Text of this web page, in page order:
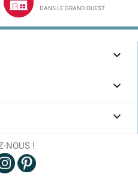
DANS LE GRAND OUEST



NOUS !